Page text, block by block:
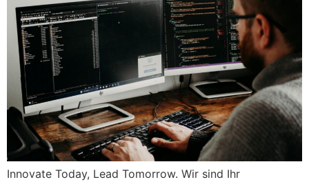
Innovate Today, Lead Tomorrow. Wir sind Ihr